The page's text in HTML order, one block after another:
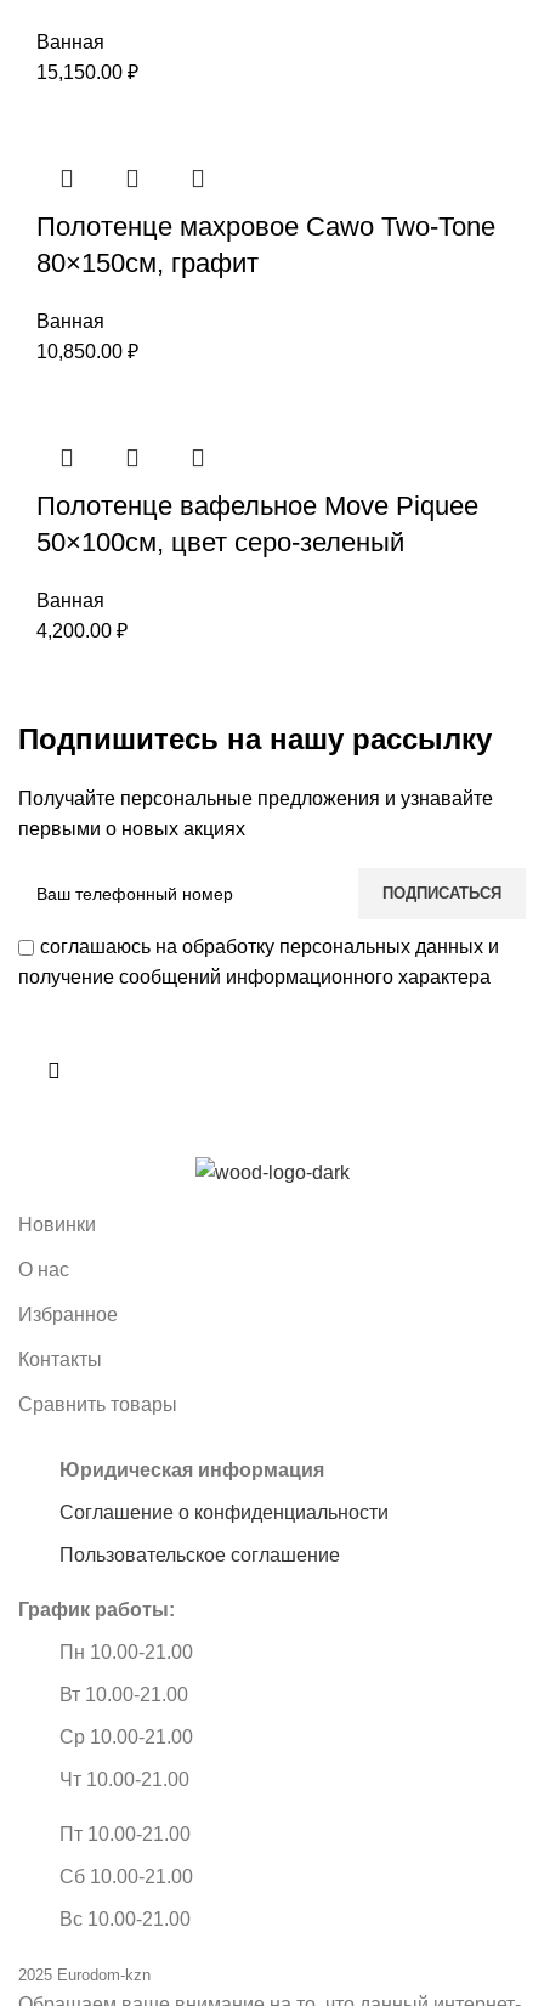
Ванная
15,150.00 ₽
Полотенце махровое Cawo Two-Tone
80×150см, графит
Ванная
10,850.00 ₽
Полотенце вафельное Move Piquee
50×100см, цвет серо-зеленый
Ванная
4,200.00 ₽
Подпишитесь на нашу рассылку
Получайте персональные предложения и узнавайте
первыми о новых акциях
соглашаюсь на обработку персональных данных и
получение сообщений информационного характера
Новинки
О нас
Избранное
Контакты
Сравнить товары
Юридическая информация
Соглашение о конфиденциальности
Пользовательское соглашение
График работы:
Пн 10.00-21.00
Вт 10.00-21.00
Ср 10.00-21.00
Чт 10.00-21.00
Пт 10.00-21.00
Сб 10.00-21.00
Вс 10.00-21.00
2025 Eurodom-kzn